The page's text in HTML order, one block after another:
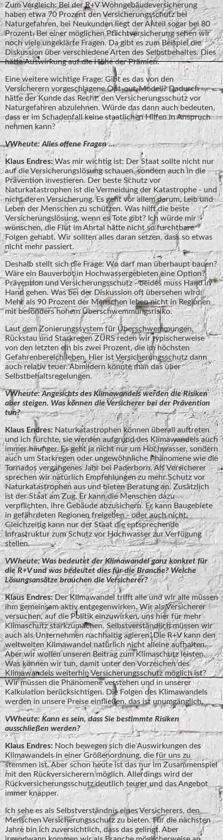
Zum Vergleich: Bei der R+V Wohngebäudeversicherung
haben etwa 70 Prozent den Versicherungsschutz bei
Naturgefahren, bei Neukunden liegt der Anteil sogar bei 80
Prozent. Bei einer möglichen Pflichtversicherung sehen wir
noch viele ungeklärte Fragen. Da gibt es zum Beispiel die
Diskussion über verschiedene Arten des Selbstbehaltes. Dies
hätte Auswirkung auf die Höhe der Prämien.
Eine weitere wichtige Frage: Gibt es das von den
Versicherern vorgeschlagene Opt-out-Modell? Dadurch
hätte der Kunde das Recht, den Versicherungsschutz vor
Naturgefahren abzulehnen. Würde das dann auch bedeuten,
dass er im Schadenfall keine staatlichen Hilfen in Anspruch
nehmen kann?
VWheute: Alles offene Fragen …
Klaus Endres:Was mir wichtig ist: Der Staat sollte nicht nur
auf die Versicherungslösung schauen, sondern auch in die
Prävention investieren. Der beste Schutz vor
Naturkatastrophen ist die Vermeidung der Katastrophe - und
nicht deren Versicherung. Es geht vor allem darum, Leib und
Leben der Menschen zu schützen. Was hilft die beste
Versicherungslösung, wenn es Tote gibt? Ich würde mir
wünschen, die Flut im Ahrtal hätte nicht so furchtbare
Folgen gehabt. Wir sollten alles daran setzen, dass so etwas
nicht mehr passiert.
Deshalb stellt sich die Frage: Wo darf man überhaupt bauen?
Wäre ein Bauverbot in Hochwassergebieten eine Option?
Prävention und Versicherungsschutz - beides muss Hand in
Hand gehen. Was bei der Diskussion oft übersehen wird:
Mehr als 90 Prozent der Menschen leben nicht in Regionen
mit besonders hohem Überschwemmungsrisiko.
Laut dem Zonierungssystem für Überschwemmungen,
Rückstau und Starkregen ZÜRS reden wir typischerweise
von den letzten ein bis zwei Prozent, die im höchsten
Gefahrenbereich leben. Hier ist Versicherungsschutz dann
auch relativ teuer. Abmildern könnte man das über
Selbstbehaltsregelungen.
VWheute: Angesichts des Klimawandels werden die Risiken
aber steigen. Was können die Versicherer bei der Prävention
tun?
Klaus Endres: Naturkatastrophen können überall auftreten
und ich fürchte, sie werden aufgrund des Klimawandels auch
immer häufiger. Es geht ja nicht nur um Hochwasser, sondern
auch um Starkregen oder ungewöhnliche Phänomene wie die
Tornados vergangenes Jahr bei Paderborn. Als Versicherer
sprechen wir natürlich Empfehlungen zu mehr Schutz vor
Naturkatastrophen aus und bieten Beratung an. Zusätzlich
ist der Staat am Zug. Er kann die Menschen dazu
verpflichten, ihre Gebäude abzusichern. Er kann Baugebiete
in gefährdeten Regionen freigeben - oder auch nicht.
Gleichzeitig kann nur der Staat die entsprechende
Infrastruktur zum Schutz vor Hochwasser zur Verfügung
stellen.
VWheute: Was bedeutet der Klimawandel ganz konkret für
die R+V und was bedeutet dies für die Branche? Welche
Lösungsansätze brauchen die Versicherer?
Klaus Endres:Der Klimawandel trifft alle und wir alle müssen
ihm gemeinsam aktiv entgegenwirken. Wir als Versicherer
versuchen, auf die Politik einzuwirken, uns hier für mehr
Klimaschutz starkzumachen. Selbstverständlich müssen wir
auch als Unternehmen nachhaltig agieren. Die R+V kann den
weltweiten Klimawandel natürlich nicht alleine aufhalten.
Aber wir wollen unseren Beitrag zum Klimaschutz leisten.
Was können wir tun, damit unter den Vorzeichen des
Klimawandels weiterhin Versicherungsschutz möglich ist?
Wir müssen die Phänomene verstehen und in unserer
Kalkulation berücksichtigen. Die Folgen des Klimawandels
werden in unsere Preise einfließen, das ist unumgänglich.
VWheute: Kann es sein, dass Sie bestimmte Risiken
ausschließen werden?
Klaus Endres: Noch bewegen sich die Auswirkungen des
Klimawandels in einer Größenordnung, die für uns zu
stemmen ist. Aber schon heute ist das nur im Zusammenspiel
mit den Rückversicherern möglich. Allerdings wird der
Rückversicherungsschutz deutlich teurer und das Angebot
immer knapper.
Ich sehe es als Selbstverständnis eines Versicherers, den
Menschen Versicherungsschutz zu bieten. Für die nächsten
Jahre bin ich zuversichtlich, dass das gelingt. Aber